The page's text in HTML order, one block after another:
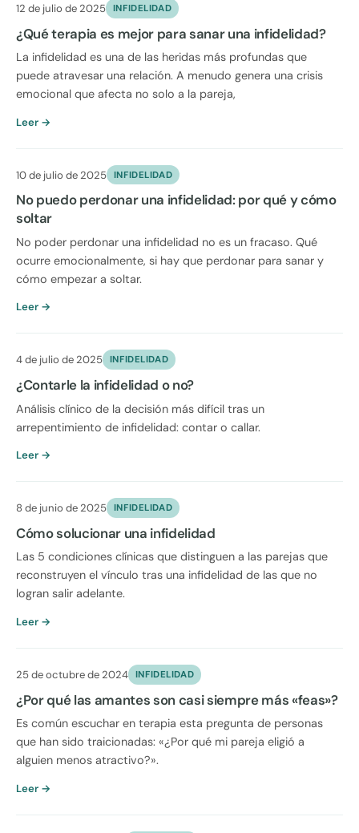
12 de julio de 2025 INFIDELIDAD
¿Qué terapia es mejor para sanar una infidelidad?
La infidelidad es una de las heridas más profundas que
puede atravesar una relación. A menudo genera una crisis
emocional que afecta no solo a la pareja,
Leer →
10 de julio de 2025 INFIDELIDAD
No puedo perdonar una infidelidad: por qué y cómo
soltar
No poder perdonar una infidelidad no es un fracaso. Qué
ocurre emocionalmente, si hay que perdonar para sanar y
cómo empezar a soltar.
Leer →
4 de julio de 2025 INFIDELIDAD
¿Contarle la infidelidad o no?
Análisis clínico de la decisión más difícil tras un
arrepentimiento de infidelidad: contar o callar.
Leer →
8 de junio de 2025 INFIDELIDAD
Cómo solucionar una infidelidad
Las 5 condiciones clínicas que distinguen a las parejas que
reconstruyen el vínculo tras una infidelidad de las que no
logran salir adelante.
Leer →
25 de octubre de 2024 INFIDELIDAD
¿Por qué las amantes son casi siempre más «feas»?
Es común escuchar en terapia esta pregunta de personas
que han sido traicionadas: «¿Por qué mi pareja eligió a
alguien menos atractivo?».
Leer →